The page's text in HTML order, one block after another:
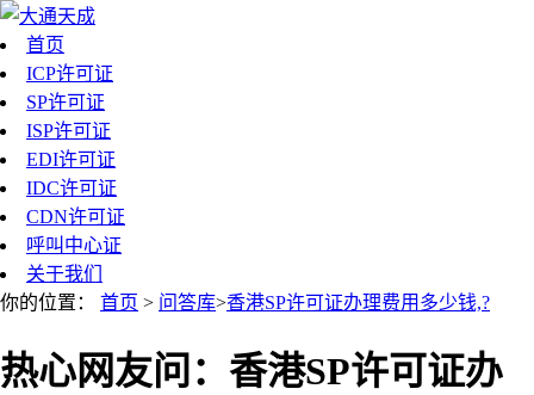
首页
ICP许可证
SP许可证
ISP许可证
EDI许可证
IDC许可证
CDN许可证
呼叫中心证
关于我们
你的位置： 首页 > 问答库>香港SP许可证办理费用多少钱,?
热心网友问：香港SP许可证办